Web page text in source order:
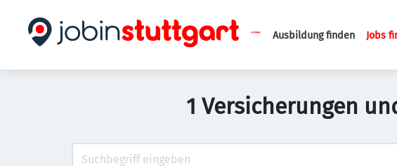
Ausbildung finden Jobs
1 Versicherungen